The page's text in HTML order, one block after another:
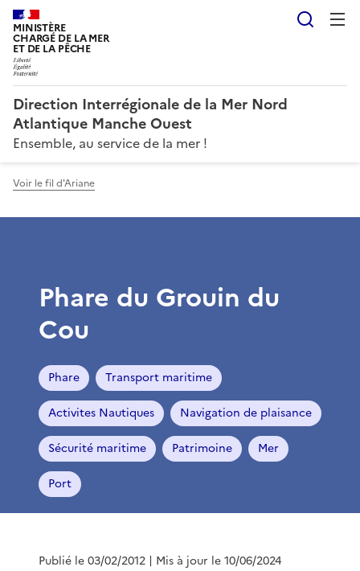
MINISTÈRE
CHARGÉ DE LA MER
ET DE LA PÊCHE
Direction Interrégionale de la Mer Nord
Atlantique Manche Ouest
Ensemble, au service de la mer !
Voir le fil d'Ariane
Phare du Grouin du
Cou
Phare Transport maritime
Activites Nautiques Navigation de plaisance
Sécurité maritime Patrimoine Mer
Port
Publié le 03/02/2012 | Mis à jour le 10/06/2024